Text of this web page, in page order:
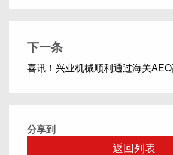
下一条
喜讯！兴业机械顺利通过海关
分享到
返回列表